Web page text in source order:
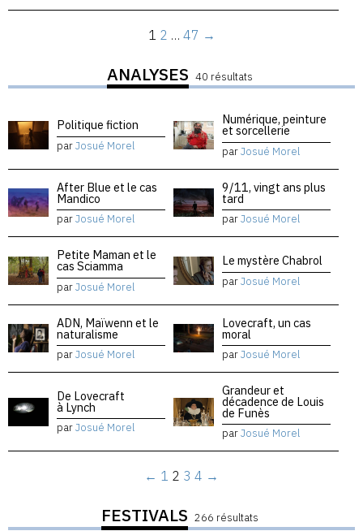
1 2 … 47 →
ANALYSES 40 résultats
Politique fiction
parJosué Morel
Numérique, peinture
et sorcellerie
parJosué Morel
After Blue et le cas
Mandico
parJosué Morel
9/11, vingt ans plus
tard
parJosué Morel
Petite Maman et le
cas Sciamma
parJosué Morel
Le mystère Chabrol
parJosué Morel
ADN, Maïwenn et le
naturalisme
parJosué Morel
Lovecraft, un cas
moral
parJosué Morel
De Lovecraft
à Lynch
parJosué Morel
Grandeur et
décadence de Louis
de Funès
parJosué Morel
← 1 2 3 4 →
FESTIVALS 266 résultats